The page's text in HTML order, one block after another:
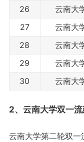
26 云南大
27
云南大
28
云南大
29
云南大
30
云南大
2、云南大学双一流
云南大学第二轮双